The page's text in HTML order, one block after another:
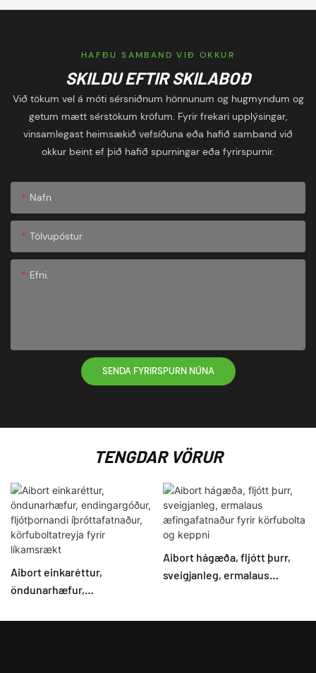
HAFÐU SAMBAND VIÐ OKKUR
SKILDU EFTIR SKILABOÐ
Við tökum vel á móti sérsniðnum hönnunum og hugmyndum og
getum mætt sérstökum kröfum. Fyrir frekari upplýsingar,
vinsamlegast heimsækið vefsíðuna eða hafið samband við
okkur beint ef þið hafið spurningar eða fyrirspurnir.
Nafn
Tölvupóstur
Efni.
SENDA FYRIRSPURN NÚNA
TENGDAR VÖRUR
Aibort einkaréttur,
öndunarhæfur,
fljótþornandi
Aibort hágæða, fljótt þurr,
sveigjanleg, ermalaus